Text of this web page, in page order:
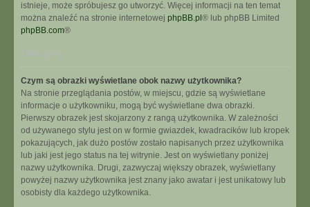
istnieje, może spróbujesz go utworzyć. Więcej informacji na ten temat
można znaleźć na stronie internetowej phpBB.pl ® lub phpBB Limited
phpBB.com®
Czym są obrazki wyświetlane obok nazwy użytkownika?
Na stronie przeglądania postów, w miejscu, gdzie są wyświetlane
informacje o użytkowniku, mogą być wyświetlane dwa obrazki.
Pierwszy obrazek jest skojarzony z rangą użytkownika. W zależności
od używanego stylu jest on w formie gwiazdek, kwadracików lub kropek
pokazujących, jak dużo postów zostało napisanych przez użytkownika
lub jaki jest jego status na tej witrynie. Jest on wyświetlany poniżej
nazwy użytkownika. Drugi, zazwyczaj większy obrazek, wyświetlany
powyżej nazwy użytkownika jest znany jako awatar i jest unikatowy lub
osobisty dla każdego użytkownika.